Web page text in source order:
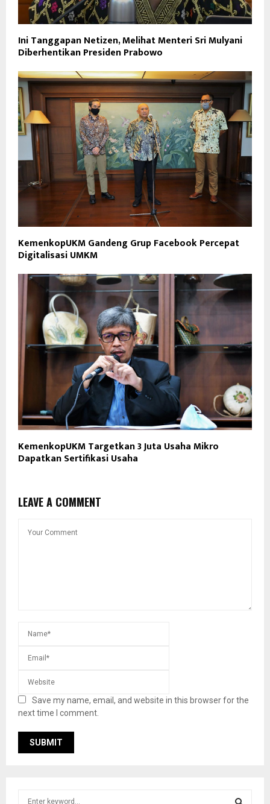
Ini Tanggapan Netizen, Melihat Menteri Sri Mulyani
Diberhentikan Presiden Prabowo
KemenkopUKM Gandeng Grup Facebook Percepat
Digitalisasi UMKM
KemenkopUKM Targetkan 3 Juta Usaha Mikro
Dapatkan Sertifikasi Usaha
LEAVE A COMMENT
Save my name, email, and website in this browser for the
next time I comment.